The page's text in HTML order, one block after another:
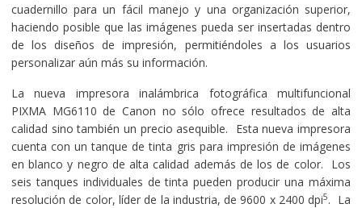
cuadernillo para un fácil manejo y una organización superior,
haciendo posible que las imágenes pueda ser insertadas dentro
de los diseños de impresión, permitiéndoles a los usuarios
personalizar aún más su información.
La nueva impresora inalámbrica fotográfica multifuncional
PIXMA MG6110 de Canon no sólo ofrece resultados de alta
calidad sino también un precio asequible. Esta nueva impresora
cuenta con un tanque de tinta gris para impresión de imágenes
en blanco y negro de alta calidad además de los de color. Los
seis tanques individuales de tinta pueden producir una máxima
resolución de color, líder de la industria, de 9600 x 2400 dpi5. La